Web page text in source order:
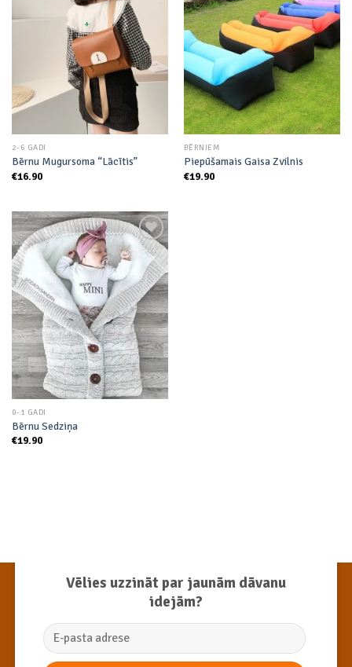
Add to
wishlist
2-6 GADI
Bērnu Mugursoma “Lācītis”
€16.90
Add to
wishlist
BĒRNIEM
Piepūšamais Gaisa Zvilnis
€19.90
Add to
wishlist
0-1 GADI
Bērnu Sedziņa
€19.90
Vēlies uzzināt par jaunām dāvanu
idejām?